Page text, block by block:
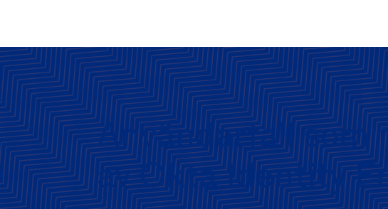
Användarfall som
av Okta Identity